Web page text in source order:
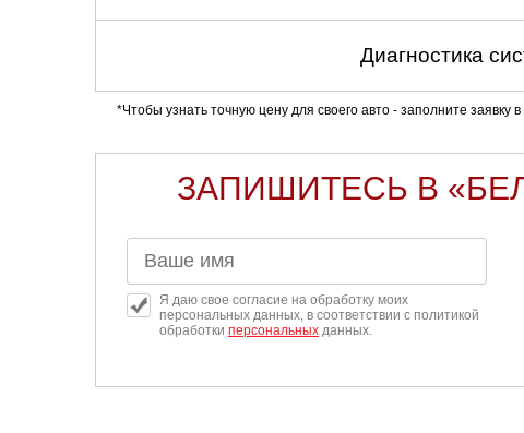
Диагностика
*Чтобы узнать точную цену для своего авто - заполните
ЗАПИШИТЕСЬ В
Я даю свое согласие на обработку моих
персональных данных, в соответствии с политикой
обработки персональных данных.